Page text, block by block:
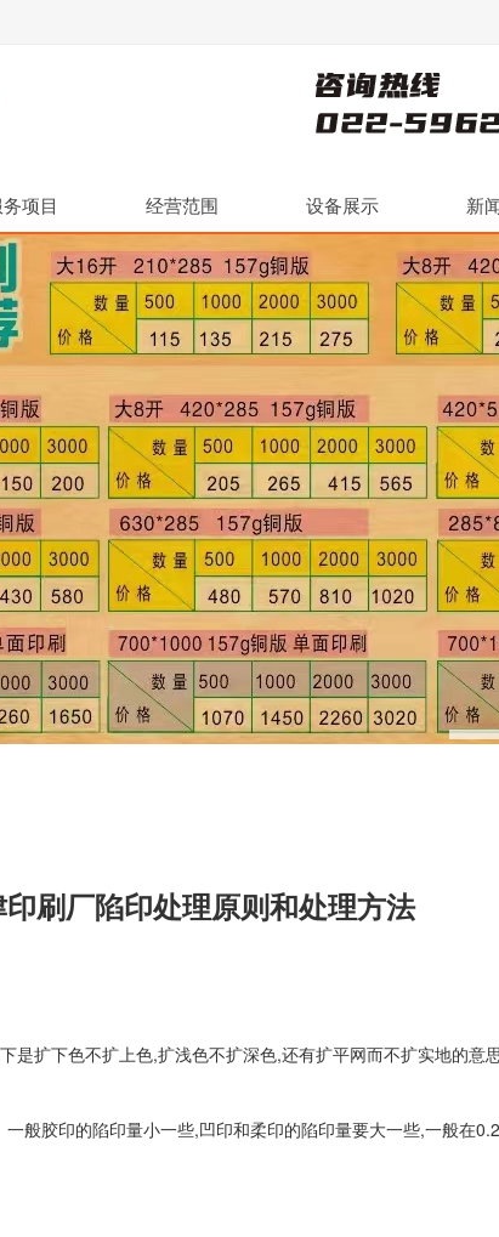
务项目 经营范围 设备展示 新
印刷厂陷印处理原则和处理方法
是扩下色不扩上色,扩浅色不扩深色,还有扩平网而不扩实地的意
般胶印的陷印量小一些,凹印和柔印的陷印量要大一些,一般在